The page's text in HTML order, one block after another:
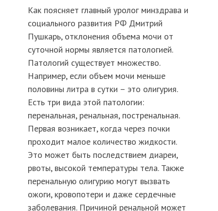
Как поясняет главный уролог минздрава и
социального развития РФ Дмитрий
Пушкарь, отклонения объема мочи от
суточной нормы является патологией.
Патологий существует множество.
Например, если объем мочи меньше
половины литра в сутки – это олигурия.
Есть три вида этой патологии:
перенальная, ренальная, постренальная.
Первая возникает, когда через почки
проходит малое количество жидкости.
Это может быть последствием диареи,
рвоты, высокой температуры тела. Также
перенальную олигурию могут вызвать
ожоги, кровопотери и даже сердечные
заболевания. Причиной ренальной может